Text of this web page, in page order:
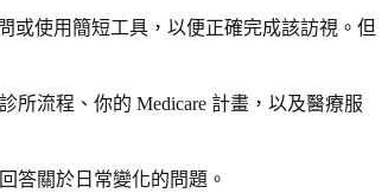
或使用簡短工具，以便正確完成該訪視。但
流程、你的 Medicare 計畫，以及醫療服
答關於日常變化的問題。